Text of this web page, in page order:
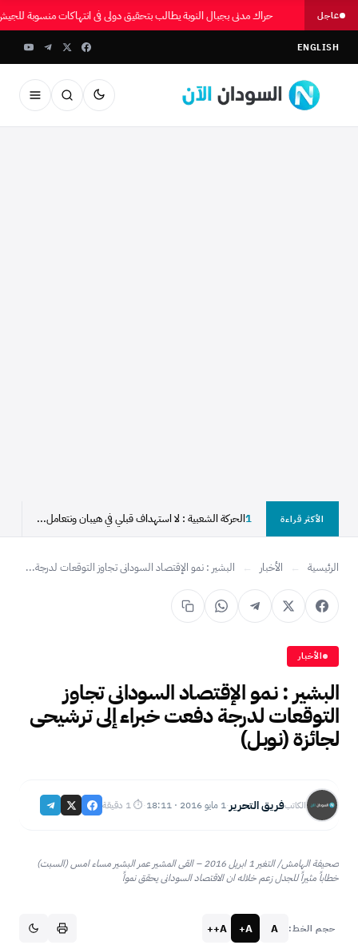
عاجل حراك مدني بجبال النوبة يطالب بتحقيق دولي في انتهاكات منسوبة
ENGLISH
الأكثر قراءة 1الحركة الشعبية : لا استهداف قبلي في هيبان ونتعامل...
الرئيسية ← الأخبار ← البشير : نمو الإقتصاد السودانى تجاوز التوقعات لدرجة...
الأخبار
البشير : نمو الإقتصاد السودانى تجاوز
التوقعات لدرجة دفعت خبراء إلى ترشيحى
لجائزة (نوبل)
الكاتبفريق التحرير·1 مايو 2016 · 18:11 ·⏱ 1 دقيقة
صحيفة الهامش/ التغير 1 ابريل 2016 – القى المشير عمر البشير مساء امس (السبت)
خطاباً مثيراً للجدل زعم خلاله ان الاقتصاد السودانى يحقق نمواً
حجم الخط: A
A+
A++